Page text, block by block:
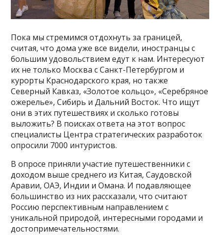
Пока мы стремимся отдохнуть за границей,
считая, что дома уже все видели, иностранцы с
большим удовольствием едут к нам. Интересуют
их не только Москва с Санкт-Петербургом и
курорты Краснодарского края, но также
Северный Кавказ, «Золотое кольцо», «Серебряное
ожерелье», Сибирь и Дальний Восток. Что ищут
они в этих путешествиях и сколько готовы
выложить? В поисках ответа на этот вопрос
специалисты Центра стратегических разработок
опросили 7000 интуристов.
В опросе приняли участие путешественники с
доходом выше среднего из Китая, Саудовской
Аравии, ОАЭ, Индии и Омана. И подавляющее
большинство из них рассказали, что считают
Россию перспективным направлением с
уникальной природой, интересными городами и
достопримечательностями.